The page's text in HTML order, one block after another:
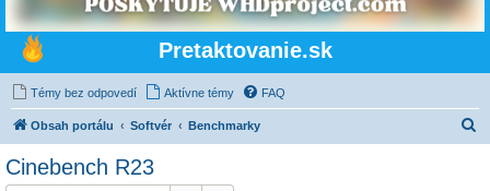
Pretaktovanie.sk
Témy bez odpovedí Aktívne témy FAQ
Obsah portálu Softvér Benchmarky
Cinebench R23